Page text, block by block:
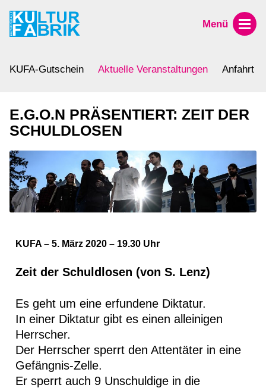
Menü
KUFA-Gutschein Aktuelle Veranstaltungen Anfahrt
E.G.O.N PRÄSENTIERT: ZEIT DER
SCHULDLOSEN
KUFA – 5. März 2020 – 19.30 Uhr
Zeit der Schuldlosen (von S. Lenz)
Es geht um eine erfundene Diktatur.
In einer Diktatur gibt es einen alleinigen
Herrscher.
Der Herrscher sperrt den Attentäter in eine
Gefängnis-Zelle.
Er sperrt auch 9 Unschuldige in die